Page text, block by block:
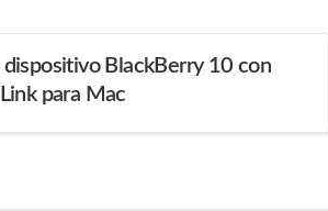
dispositivo BlackBerry 10 con
para Mac